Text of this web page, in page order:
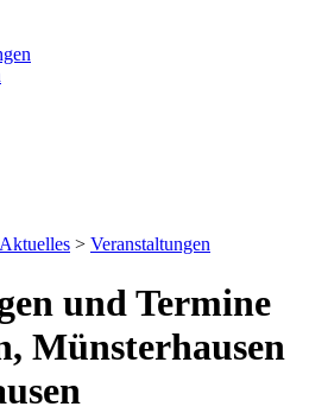
Aktuelles > Veranstaltungen
und Termine
Münsterhausen